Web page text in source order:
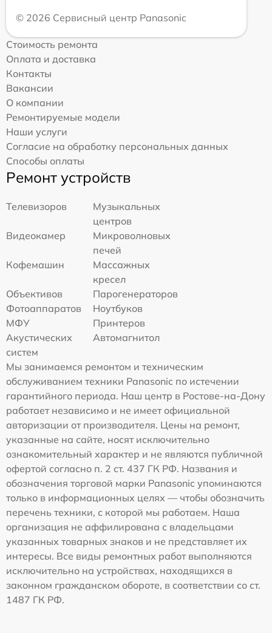
© 2026 Сервисный центр Panasonic
Стоимость ремонта
Оплата и доставка
Контакты
Вакансии
О компании
Ремонтируемые модели
Наши услуги
Согласие на обработку персональных данных
Способы оплаты
Ремонт устройств
Телевизоров
Музыкальных
центров
Видеокамер
Микроволновых
печей
Кофемашин
Массажных
кресел
Объективов
Парогенераторов
Фотоаппаратов
Ноутбуков
МФУ
Принтеров
Акустических
систем
Автомагнитол
Мы занимаемся ремонтом и техническим
обслуживанием техники Panasonic по истечении
гарантийного периода. Наш центр в Ростове-на-Дону
работает независимо и не имеет официальной
авторизации от производителя. Цены на ремонт,
указанные на сайте, носят исключительно
ознакомительный характер и не являются публичной
офертой согласно п. 2 ст. 437 ГК РФ. Названия и
обозначения торговой марки Panasonic упоминаются
только в информационных целях — чтобы обозначить
перечень техники, с которой мы работаем. Наша
организация не аффилирована с владельцами
указанных товарных знаков и не представляет их
интересы. Все виды ремонтных работ выполняются
исключительно на устройствах, находящихся в
законном гражданском обороте, в соответствии со ст.
1487 ГК РФ.